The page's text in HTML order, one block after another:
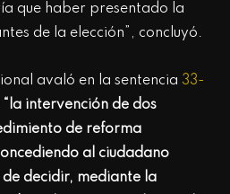
que haber presentado la
de la elección”, concluyó.
avaló en la sentencia 33-
“la intervención de dos
de reforma
al ciudadano
decidir, mediante la